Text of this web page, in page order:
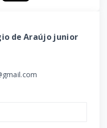
de Araújo junior